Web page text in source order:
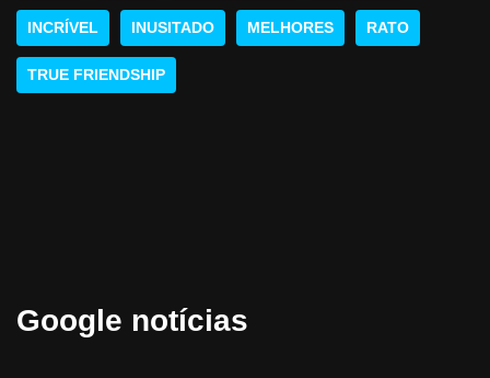
INCRÍVEL INUSITADO MELHORES RATO
TRUE FRIENDSHIP
Google notícias